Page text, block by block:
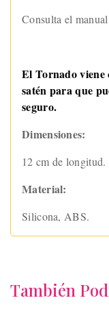
Consulta el
El Tornado viene
satén para que
seguro.
Dimensiones:
12 cm de longitud.
Material:
Silicona, ABS.
También